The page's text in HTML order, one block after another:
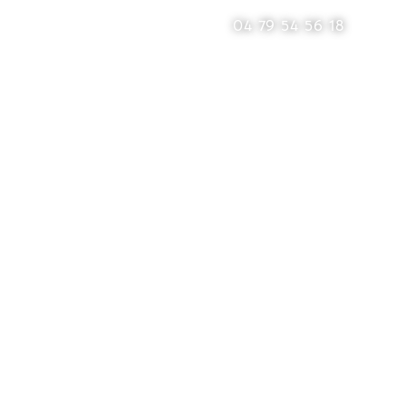
04 79 54 56 18